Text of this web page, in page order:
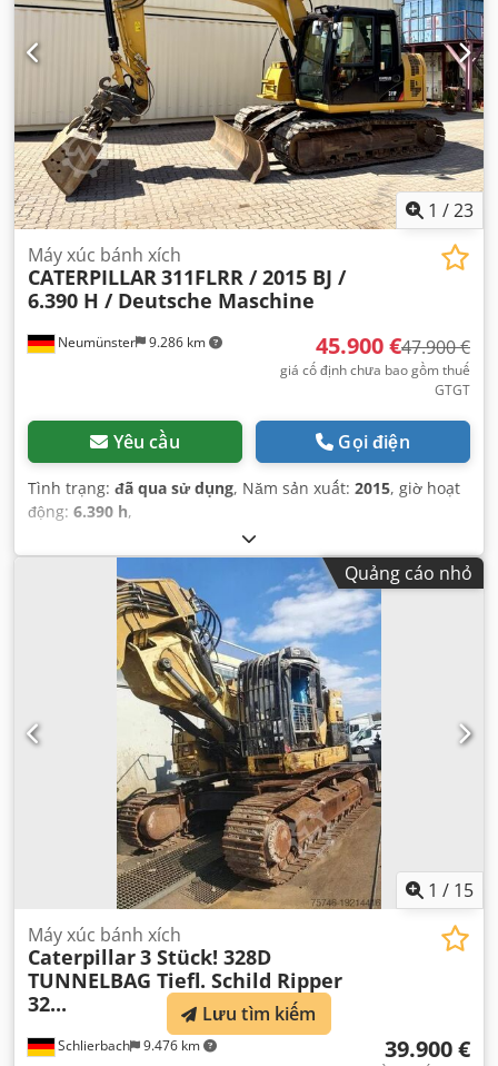
1 /23
Neumünster 9.286 km
Máy xúc bánh xích
CATERPILLAR311FLRR / 2015 BJ /
6.390 H / Deutsche Maschine
45.900 €47.900 €
giá cố định chưa bao gồm thuế
GTGT
Yêu cầu Gọi điện
Tình trạng: đã qua sử dụng, Năm sản xuất: 2015, giờ hoạt
động: 6.390 h,
Quảng cáo nhỏ
1 / 15
Schlierbach 9.476 km
Máy xúc bánh xích
Caterpillar3 Stück! 328D
TUNNELBAG Tiefl. Schild Ripper
32...
39.900 €
Lưu tìm kiếm